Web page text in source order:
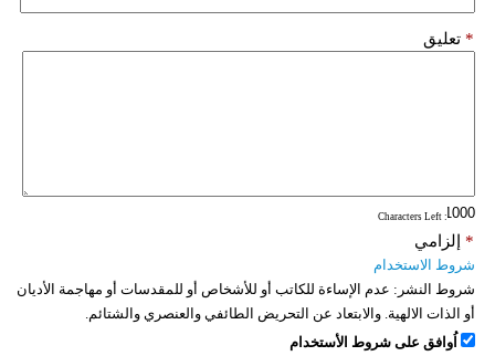
تعليق *
: Characters Left
إلزامي *
شروط الاستخدام
شروط النشر: عدم الإساءة للكاتب أو للأشخاص أو للمقدسات أو مهاجمة الأديان
أو الذات الالهية. والابتعاد عن التحريض الطائفي والعنصري والشتائم.
اُوافق على شروط الأستخدام